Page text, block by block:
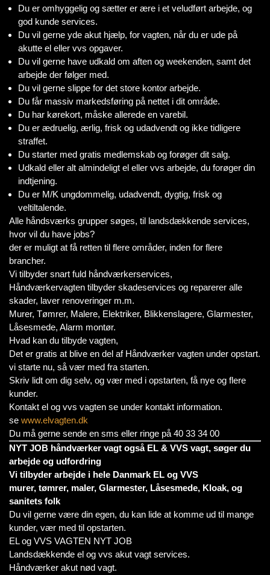
Du er omhyggelig og sætter er ære i et veludført arbejde, og
god kunde services.
Du vil gerne yde akut hjælp, for vagten, når du er ude på
akutte el eller vvs opgaver.
Du vil gerne have udkald om aften og weekenden, samt det
arbejde der følger med.
Du vil gerne slippe for det store kontor arbejde.
Du får massiv markedsføring på nettet i dit område.
Du har kørekort, måske allerede en varebil.
Du er ædruelig, ærlig, frisk og udadvendt og ikke tidligere
straffet.
Du starter med gratis medlemskab og forøger dit salg.
Udkald eller alt almindeligt el eller vvs arbejde, du forøger din
indtjening.
Du er M/K ungdommelig, udadvendt, dygtig, frisk og
veltiltalende.
Alle håndsværks grupper søges, til landsdækkende services,
hvor vil du have jobs?
der er muligt at få retten til flere områder, inden for flere
brancher.
Vi tilbyder snart fuld håndværkerservices,
Håndværkervagten tilbyder skadeservices og reparerer alle
skader, laver renoveringer m.m.
Murer, Tømrer, Malere, Elektriker, Blikkenslagere, Glarmester,
Låsesmede, Alarm montør.
Hvad kan du tilbyde vagten,
Det er gratis at blive en del af Håndværker vagten under opstart.
vi starte nu, så vær med fra starten.
Skriv lidt om dig selv, og vær med i opstarten, få nye og flere
kunder.
Kontakt el og vvs vagten se under kontakt information.
se www.elvagten.dk
Du må gerne sende en sms eller ringe på 40 33 34 00
NYT JOB håndværker vagt også EL & VVS vagt, søger du
arbejde og udfordring
Vi tilbyder arbejde i hele Danmark EL og VVS
murer, tømrer, maler, Glarmester, Låsesmede, Kloak, og
sanitets folk
Du vil gerne være din egen, du kan lide at komme ud til mange
kunder, vær med til opstarten.
EL og VVS VAGTEN NYT JOB
Landsdækkende el og vvs akut vagt services.
Håndværker akut nød vagt.